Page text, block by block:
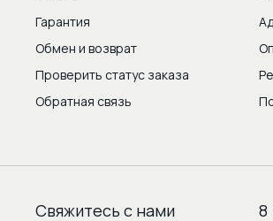
Гарантия
Обмен и возврат
Проверить статус заказа
Обратная связь
Свяжитесь с нами 8